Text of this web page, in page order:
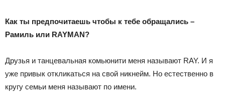
Как ты предпочитаешь чтобы к тебе обращались –
Рамиль или RAYMAN?
Друзья и танцевальная комьюнити меня называют RAY. И я
уже привык откликаться на свой никнейм. Но естественно в
кругу семьи меня называют по имени.